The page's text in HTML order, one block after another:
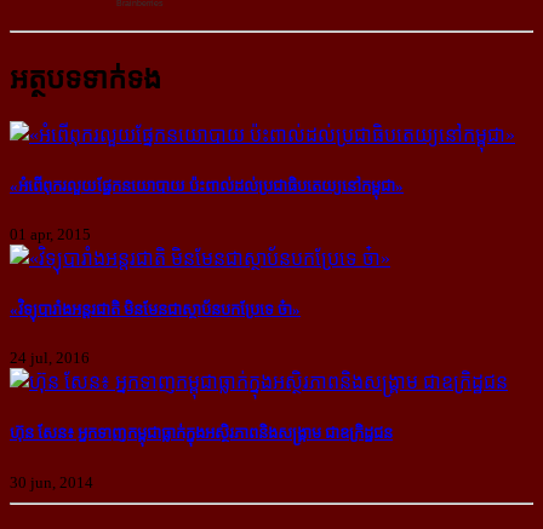
អត្ថបទទាក់ទង
«អំពើ​ពុក​រលួយ​ផ្នែក​នយោបាយ ប៉ះ​ពាល់​​ដល់​ប្រជា​ធិបតេយ្យ​នៅ​កម្ពុជា»
01 apr, 2015
«វិទ្យុ​បារាំង​អន្តរជាតិ មិនមែន​ជា​ស្ថាប័ន​បក​ប្រែ​ទេ​ ច៎ា»
24 jul, 2016
ហ៊ុន សែន៖ អ្នក​ទាញ​កម្ពុជា​ធ្លាក់​ក្នុង​អស្ថិរភាព​និង​សង្រ្គាម ជា​ឧក្រិដ្ឋជន
30 jun, 2014